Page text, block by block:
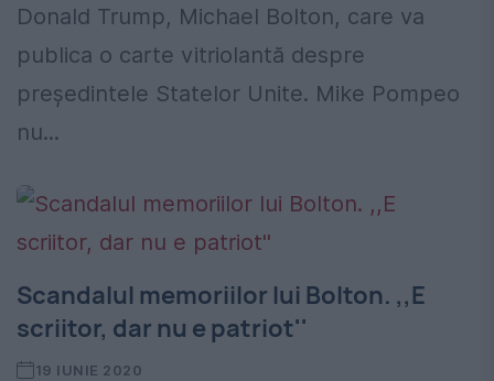
Donald Trump, Michael Bolton, care va
publica o carte vitriolantă despre
președintele Statelor Unite. Mike Pompeo
nu...
Scandalul memoriilor lui Bolton. ,,E
scriitor, dar nu e patriot''
19 IUNIE 2020